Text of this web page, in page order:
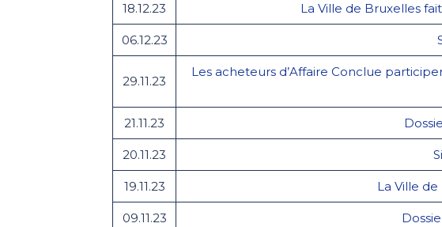
18.12.23 La Ville de Bruxelles
06.12.23
29.11.23
Les acheteurs d’Affaire Conclue
21.11.23
20.11.23
19.11.23 La Ville
09.11.23